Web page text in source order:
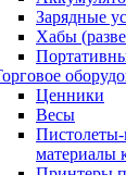
Зарядные
Хабы
Ценники
Весы
материалы